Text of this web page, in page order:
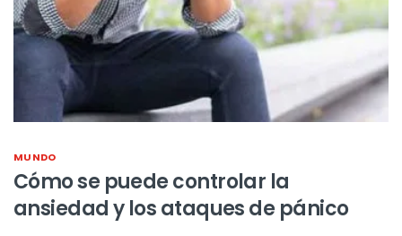
MUNDO
Cómo se puede controlar la
ansiedad y los ataques de pánico